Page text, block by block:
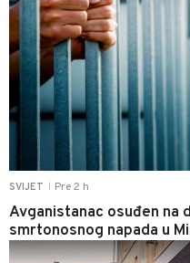
SVIJET Pre 2 h
Avganistanac osuđen na
smrtonosnog napada u